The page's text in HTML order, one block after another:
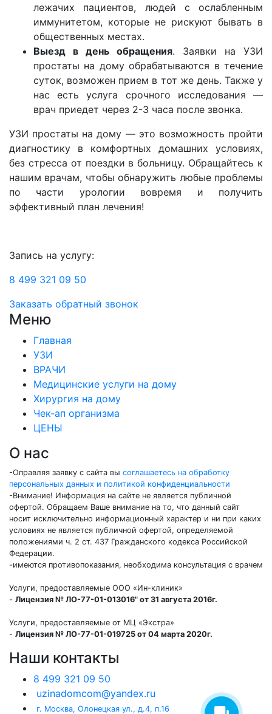
лежачих пациентов, людей с ослабленным
иммунитетом, которые не рискуют бывать в
общественных местах.
Выезд в день обращения. Заявки на УЗИ
простаты на дому обрабатываются в течение
суток, возможен прием в тот же день. Также у
нас есть услуга срочного исследования —
врач приедет через 2-3 часа после звонка.
УЗИ простаты на дому — это возможность пройти
диагностику в комфортных домашних условиях,
без стресса от поездки в больницу. Обращайтесь к
нашим врачам, чтобы обнаружить любые проблемы
по части урологии вовремя и получить
эффективный план лечения!
Запись на услугу:
8 499 321 09 50
Заказать обратный звонок
Меню
Главная
УЗИ
ВРАЧИ
Медицинские услуги на дому
Хирургия на дому
Чек-ап организма
ЦЕНЫ
О нас
-Оправляя заявку с сайта вы соглашаетесь на обработку
персональных данных и политикой конфиденциальности
-Внимание! Информация на сайте не является публичной
офертой. Обращаем Ваше внимание на то, что данный сайт
носит исключительно информационный характер и ни при каких
условиях не является публичной офертой, определяемой
положениями ч. 2 ст. 437 Гражданского кодекса Российской
Федерации.
-имеются противопоказания, необходима консультация с врачем
Услуги, предоставляемые ООО «Ин-клиник»
- Лицензия № ЛО-77-01-013016" от 31 августа 2016г.
Услуги, предоставляемые от МЦ «Экстра»
- Лицензия № ЛО-77-01-019725 от 04 марта 2020г.
Наши контакты
8 499 321 09 50
uzinadomcom@yandex.ru
г. Москва, Олонецкая ул., д.4, п.16